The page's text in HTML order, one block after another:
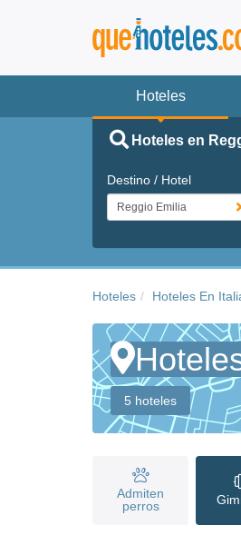
Hoteles
Hoteles en
Destino / Hotel
Hoteles Hoteles En
5 hoteles
Admiten
perros